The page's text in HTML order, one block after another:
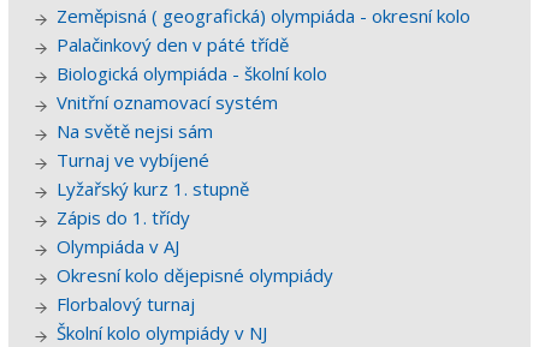
Zeměpisná ( geografická) olympiáda - okresní kolo
Palačinkový den v páté třídě
Biologická olympiáda - školní kolo
Vnitřní oznamovací systém
Na světě nejsi sám
Turnaj ve vybíjené
Lyžařský kurz 1. stupně
Zápis do 1. třídy
Olympiáda v AJ
Okresní kolo dějepisné olympiády
Florbalový turnaj
Školní kolo olympiády v NJ